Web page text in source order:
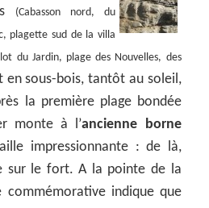
(Cabasson nord, du
plagette sud de la villa
du Jardin, plage des Nouvelles, des
en sous-bois, tantôt au soleil,
la première plage bondée
monte à l’ancienne borne
impressionnante : de là,
sur le fort. A la pointe de la
commémorative indique que